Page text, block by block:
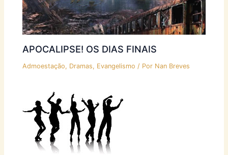
APOCALIPSE! OS DIAS FINAIS
Admoestação, Dramas, Evangelismo / Por Nan Breves